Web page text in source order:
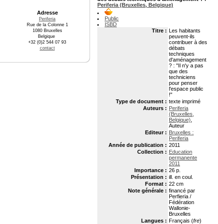
Periferia (Bruxelles, Belgique)
Public
ISBD
Titre : Les habitants
peuvent-ils
contribuer à des
débats
techniques
d'aménagement
? : "Il n'y a pas
que des
techniciens
pour penser
l'espace public
!"
Type de document : texte imprimé
Auteurs : Periferia
(Bruxelles,
Belgique)
Auteur
Editeur : Bruxelles :
Periferia
Année de publication : 2011
Collection : Education
permanente
2011
Importance : 26 p.
Présentation : ill. en coul.
Format : 22 cm
Note générale : financé par
Perfieria /
Fédération
Wallonie-
Bruxelles
Langues : Français (fre)
Adresse
Periferia
Rue de la Colonne 1
1080 Bruxelles
Belgique
+32 (0)2 544 07 93
contact